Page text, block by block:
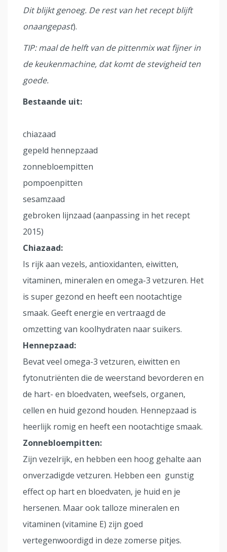
Dit blijkt genoeg. De rest van het recept blijft
onaangepast).
TIP: maal de helft van de pittenmix wat fijner in
de keukenmachine, dat komt de stevigheid ten
goede.
Bestaande uit:
chiazaad
gepeld hennepzaad
zonnebloempitten
pompoenpitten
sesamzaad
gebroken lijnzaad (aanpassing in het recept
2015)
Chiazaad:
Is rijk aan vezels, antioxidanten, eiwitten,
vitaminen, mineralen en omega-3 vetzuren. Het
is super gezond en heeft een nootachtige
smaak. Geeft energie en vertraagd de
omzetting van koolhydraten naar suikers.
Hennepzaad:
Bevat veel omega-3 vetzuren, eiwitten en
fytonutriënten die de weerstand bevorderen en
de hart- en bloedvaten, weefsels, organen,
cellen en huid gezond houden. Hennepzaad is
heerlijk romig en heeft een nootachtige smaak.
Zonnebloempitten:
Zijn vezelrijk, en hebben een hoog gehalte aan
onverzadigde vetzuren. Hebben een gunstig
effect op hart en bloedvaten, je huid en je
hersenen. Maar ook talloze mineralen en
vitaminen (vitamine E) zijn goed
vertegenwoordigd in deze zomerse pitjes.